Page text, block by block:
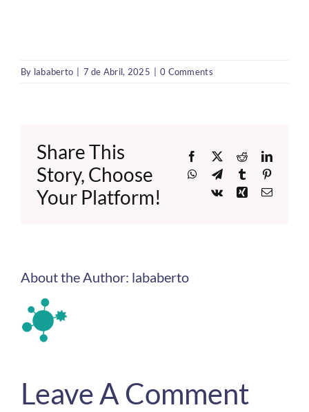
By lababerto 7 de Abril, 2025 0 Comments
Share This
Story, Choose
Your Platform!
Facebook
X Reddit
WhatsApp
TelegramTumblr
Vk
XingEmail
About the Author: lababerto
Leave A Comment